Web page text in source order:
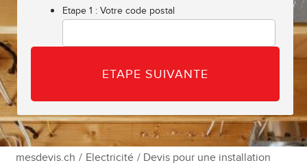
Etape 1 : Votre code postal
mesdevis.ch / Electricité / Devis pour une installation